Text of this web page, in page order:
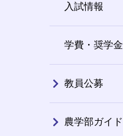
入試情報
学費・奨学金
教員公募
農学部ガイド